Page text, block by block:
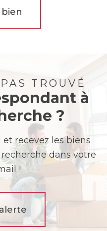
TROUVÉ
à
?
recevez les biens
dans votre
!